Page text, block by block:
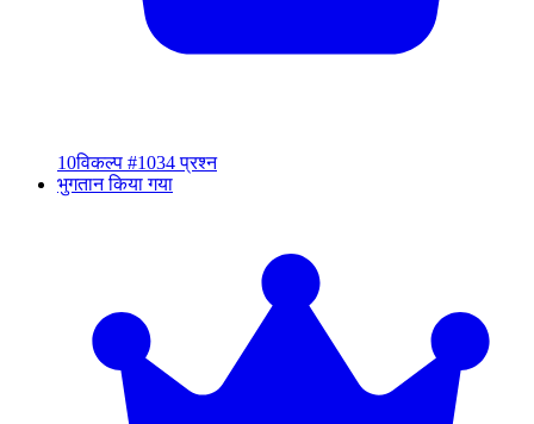
10विकल्प #1034 प्रश्न
भुगतान किया गया